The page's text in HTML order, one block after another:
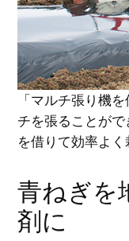
「マルチ張り機
チを張ることが
を借りて効率よ
青ねぎを
剤に